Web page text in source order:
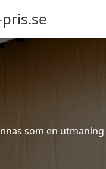
som en